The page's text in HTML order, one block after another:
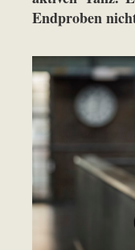
Endproben